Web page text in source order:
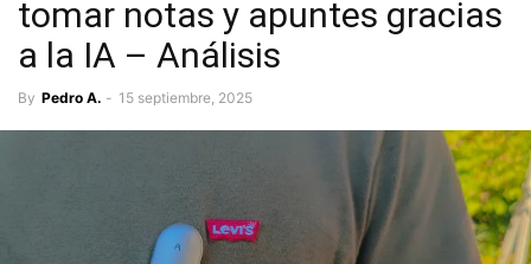
tomar notas y apuntes gracias
a la IA – Análisis
By Pedro A. - 15 septiembre, 2025